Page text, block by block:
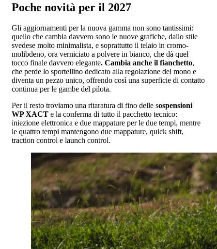
Poche novità per il 2027
Gli aggiornamenti per la nuova gamma non sono tantissimi:
quello che cambia davvero sono le nuove grafiche, dallo stile
svedese molto minimalista, e soprattutto il telaio in cromo-
molibdeno, ora verniciato a polvere in bianco, che dà quel
tocco finale davvero elegante. Cambia anche il fianchetto,
che perde lo sportellino dedicato alla regolazione del mono e
diventa un pezzo unico, offrendo così una superficie di contatto
continua per le gambe del pilota.
Per il resto troviamo una ritaratura di fino delle sospensioni
WP XACT e la conferma di tutto il pacchetto tecnico:
iniezione elettronica e due mappature per le due tempi, mentre
le quattro tempi mantengono due mappature, quick shift,
traction control e launch control.